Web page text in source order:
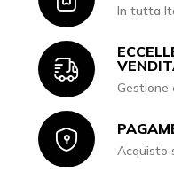
In tutta
Icon
Gestione
IconAcquisto